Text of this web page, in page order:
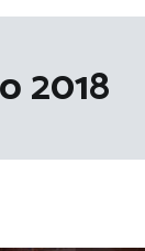
2018